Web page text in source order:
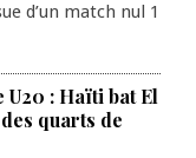
d’un match nul 1
: Haïti bat El
quarts de